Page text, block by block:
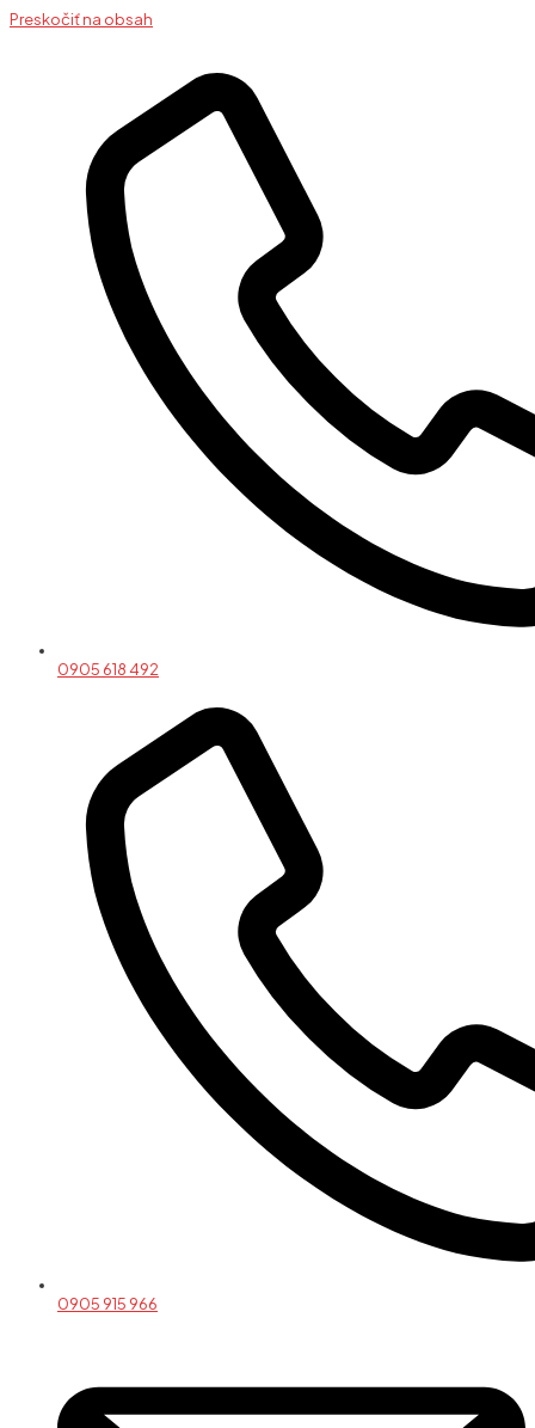
Preskočiť na obsah
0905 618 492
0905 915 966